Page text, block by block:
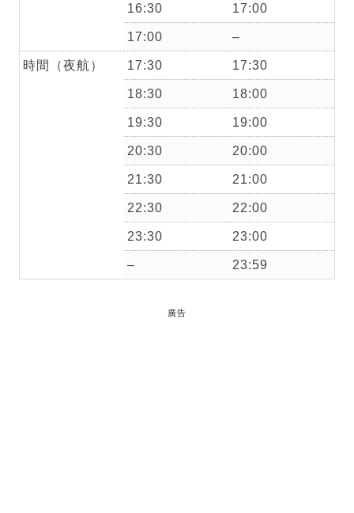
16:30 17:00
17:00 –
時間（夜航） 17:30 17:30
18:30 18:00
19:30 19:00
20:30 20:00
21:30 21:00
22:30 22:00
23:30 23:00
– 23:59
廣告